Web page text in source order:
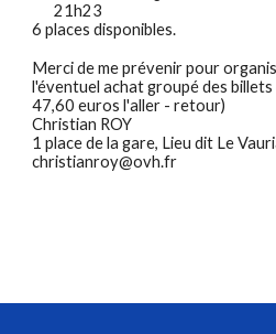
21h23
6 places disponibles.
Merci de me prévenir pour
l'éventuel achat groupé des
47,60 euros l'aller - retour)
Christian ROY
1 place de la gare, Lieu dit Le
christianroy@ovh.fr